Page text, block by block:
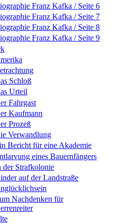
Franz Kafka / Seite 6
Franz Kafka / Seite 7
Franz Kafka / Seite 8
Franz Kafka / Seite 9
Schloß
Urteil
Fahrgast
Kaufmann
Prozeß
Verwandlung
Bericht für eine Akademie
eines Bauernfängers
der Strafkolonie
auf der Landstraße
Nachdenken für